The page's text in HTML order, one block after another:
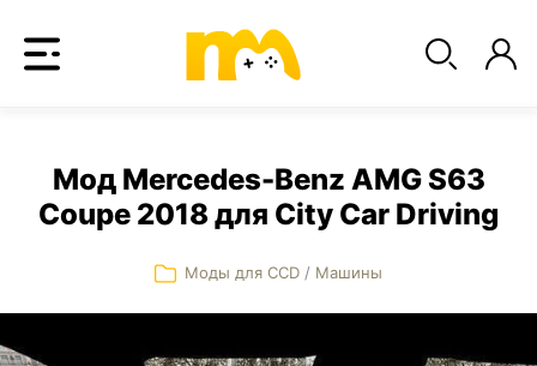
Мод Mercedes-Benz AMG S63
Coupe 2018 для City Car Driving
Моды для CCD / Машины